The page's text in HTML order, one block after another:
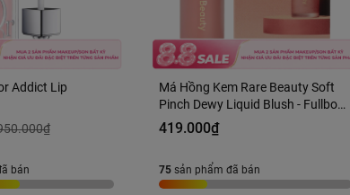
Addict Lip
bán
Má Hồng Kem Rare Beauty Soft
Pinch Dewy Liquid Blush - Fullbox
Hàng US
419.000₫
75 sản phẩm đã bán